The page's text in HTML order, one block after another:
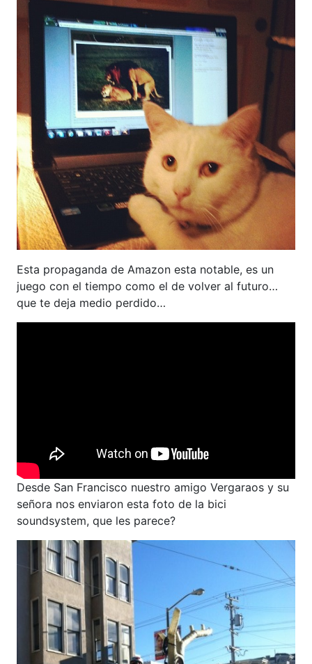
Esta propaganda de Amazon esta notable, es un
juego con el tiempo como el de volver al futuro…
que te deja medio perdido…
Desde San Francisco nuestro amigo Vergaraos y su
señora nos enviaron esta foto de la bici
soundsystem, que les parece?